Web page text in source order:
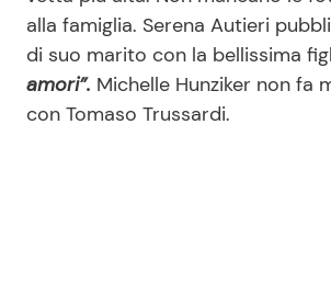
alla famiglia. Serena Autieri
di suo marito con la bellissima
amori”. Michelle Hunziker non fa
con Tomaso Trussardi.